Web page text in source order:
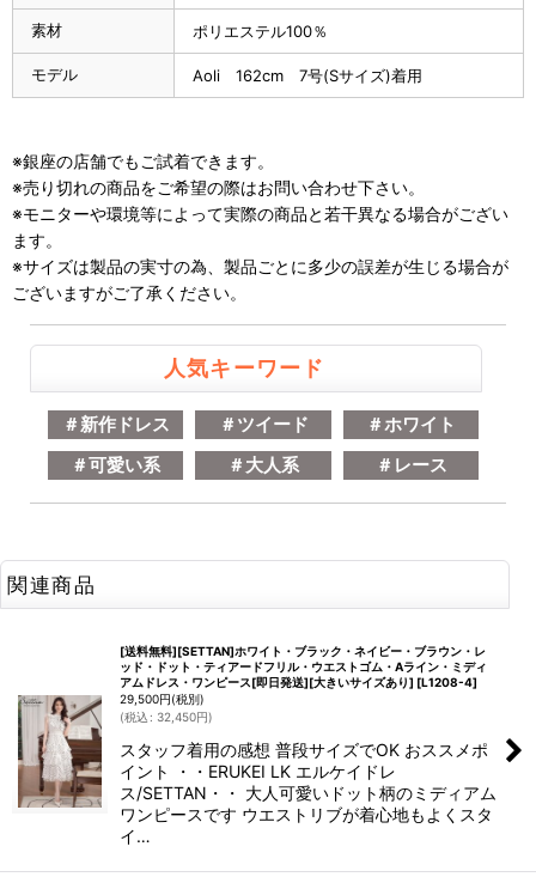
素材 ポリエステル100％
モデル Aoli 162cm 7号(Sサイズ)着用
※銀座の店舗でもご試着できます。
※売り切れの商品をご希望の際はお問い合わせ下さい。
※モニターや環境等によって実際の商品と若干異なる場合がござい
ます。
※サイズは製品の実寸の為、製品ごとに多少の誤差が生じる場合が
ございますがご了承ください。
人気キーワード
＃新作ドレス ＃ツイード
＃ホワイト
＃可愛い系
＃大人系 ＃レース
関連商品
[送料無料][SETTAN]ホワイト・ブラック・ネイビー・ブラウン・レ
ッド・ドット・ティアードフリル・ウエストゴム・Aライン・ミディ
アムドレス・ワンピース[即日発送][大きいサイズあり] [L1208-4]
29,500円(税別)
(税込 : 32,450円)
スタッフ着用の感想 普段サイズでOK おススメポ
イント ・・ERUKEI LK エルケイドレ
ス/SETTAN・・ 大人可愛いドット柄のミディアム
ワンピースです ウエストリブが着心地もよくスタ
イ…